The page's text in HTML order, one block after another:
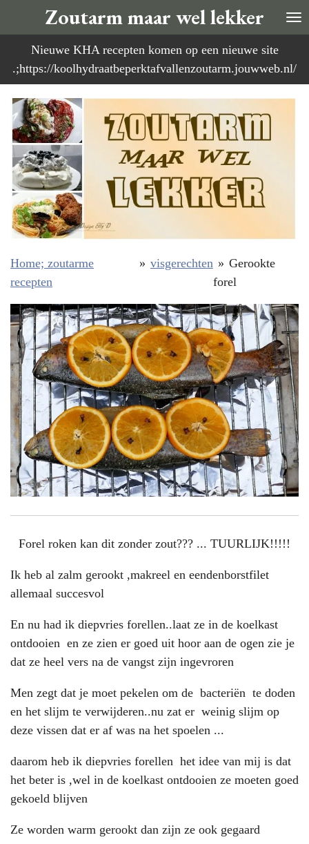
direct
naar
de
Zoutarm maar wel lekker
Nieuwe KHA recepten komen op een nieuwe site
.;https://koolhydraatbeperktafvallenzoutarm.jouwweb.nl/
Home; zoutarme
recepten
» visgerechten » Gerookte
forel
Forel roken kan dit zonder zout??? ... TUURLIJK!!!!!
Ik heb al zalm gerookt ,makreel en eendenborstfilet
allemaal succesvol
En nu had ik diepvries forellen..laat ze in de koelkast
ontdooien en ze zien er goed uit hoor aan de ogen zie je
dat ze heel vers na de vangst zijn ingevroren
Men zegt dat je moet pekelen om de bacteriën te doden
en het slijm te verwijderen..nu zat er weinig slijm op
deze vissen dat er af was na het spoelen ...
daarom heb ik diepvries forellen het idee van mij is dat
het beter is ,wel in de koelkast ontdooien ze moeten goed
gekoeld blijven
Ze worden warm gerookt dan zijn ze ook gegaard